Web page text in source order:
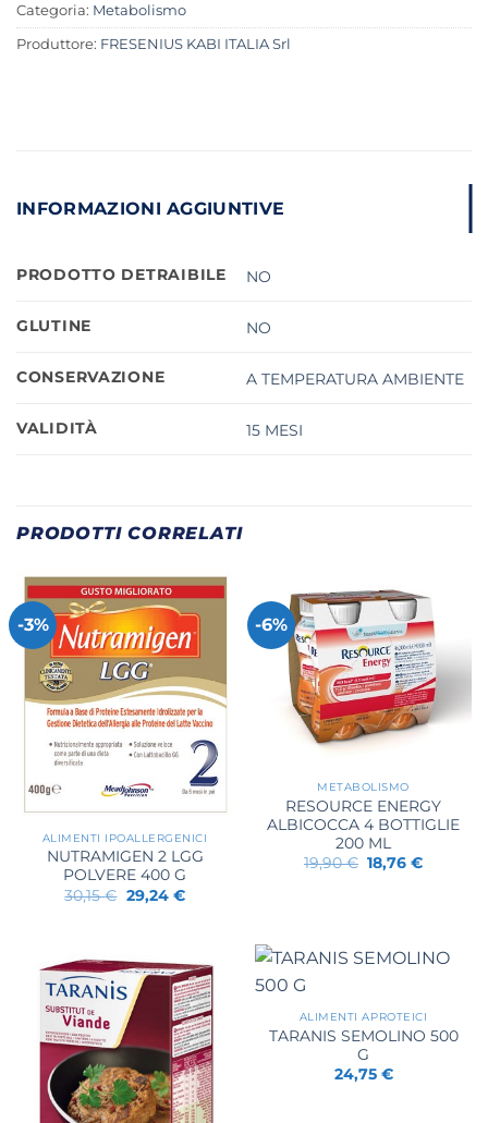
Categoria: Metabolismo
Produttore: FRESENIUS KABI ITALIA Srl
INFORMAZIONI AGGIUNTIVE
PRODOTTO DETRAIBILE NO
GLUTINE NO
CONSERVAZIONE A TEMPERATURA AMBIENTE
VALIDITÀ 15 MESI
PRODOTTI CORRELATI
-3%
ALIMENTI IPOALLERGENICI
NUTRAMIGEN 2 LGG
POLVERE 400 G
30,15€ Il
prezzo
29,24 €Il
-6%
METABOLISMO
RESOURCE ENERGY
ALBICOCCA 4 BOTTIGLIE
200 ML
19,90€ Il
prezzo
18,76€Il
ALIMENTI APROTEICI
TARANIS SEMOLINO 500
G
24,75 €